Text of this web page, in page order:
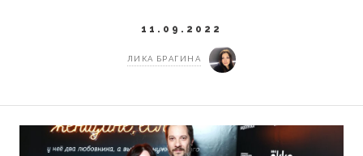
11.09.2022
ЛИКА БРАГИНА